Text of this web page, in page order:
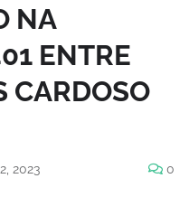
NA
ENTRE
CARDOSO
2023 0